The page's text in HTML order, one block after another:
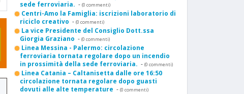
sede ferroviaria. - (0 commenti)
Centri-Amo la Famiglia: iscrizioni laboratorio di
riciclo creativo - (0 commenti)
La vice Presidente del Consiglio Dott.ssa
Giorgia Graziano - (0 commenti)
Linea Messina - Palermo: circolazione
ferroviaria tornata regolare dopo un incendio
in prossimità della sede ferroviaria. - (0 commenti)
Linea Catania – Caltanisetta dalle ore 16:50
circolazione tornata regolare dopo guasti
dovuti alle alte temperature - (0 commenti)